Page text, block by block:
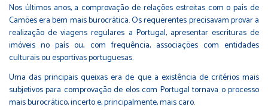
Nos últimos anos, a comprovação de relações estreitas com o país de
Camões era bem mais burocrática. Os requerentes precisavam provar a
realização de viagens regulares a Portugal, apresentar escrituras de
imóveis no país ou, com frequência, associações com entidades
culturais ou esportivas portuguesas.
Uma das principais queixas era de que a existência de critérios mais
subjetivos para comprovação de elos com Portugal tornava o processo
mais burocrático, incerto e, principalmente, mais caro.